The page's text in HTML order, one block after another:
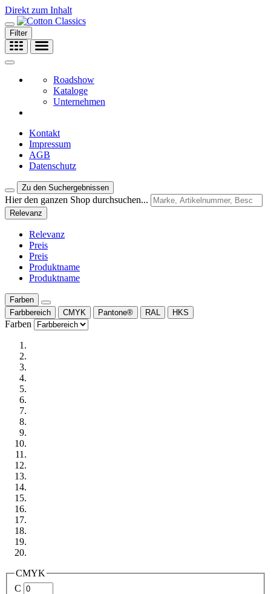
Direkt zum Inhalt
Filter
Roadshow
Kataloge
Unternehmen
Kontakt
Impressum
AGB
Datenschutz
Zu den Suchergebnissen
Hier den ganzen Shop durchsuchen...
Relevanz
Relevanz
Preis
Preis
Produktname
Produktname
Farben
Farbbereich
CMYK Pantone® RAL HKS
Farben
CMYK
C